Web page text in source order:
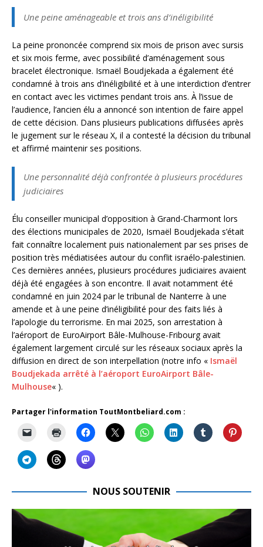
Une peine aménageable et trois ans d’inéligibilité
La peine prononcée comprend six mois de prison avec sursis
et six mois ferme, avec possibilité d’aménagement sous
bracelet électronique. Ismaël Boudjekada a également été
condamné à trois ans d’inéligibilité et à une interdiction d’entrer
en contact avec les victimes pendant trois ans. À l’issue de
l’audience, l’ancien élu a annoncé son intention de faire appel
de cette décision. Dans plusieurs publications diffusées après
le jugement sur le réseau X, il a contesté la décision du tribunal
et affirmé maintenir ses positions.
Une personnalité déjà confrontée à plusieurs procédures
judiciaires
Élu conseiller municipal d’opposition à Grand-Charmont lors
des élections municipales de 2020, Ismaël Boudjekada s’était
fait connaître localement puis nationalement par ses prises de
position très médiatisées autour du conflit israélo-palestinien.
Ces dernières années, plusieurs procédures judiciaires avaient
déjà été engagées à son encontre. Il avait notamment été
condamné en juin 2024 par le tribunal de Nanterre à une
amende et à une peine d’inéligibilité pour des faits liés à
l’apologie du terrorisme. En mai 2025, son arrestation à
l’aéroport de EuroAirport Bâle-Mulhouse-Fribourg avait
également largement circulé sur les réseaux sociaux après la
diffusion en direct de son interpellation (notre info « Ismaël
Boudjekada arrêté à l’aéroport EuroAirport Bâle-
Mulhouse« ).
Partager l'information ToutMontbeliard.com :
NOUS SOUTENIR